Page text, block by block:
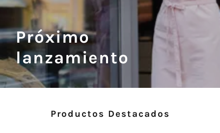
‌‌Próximo
lanzamiento
Productos Destacados